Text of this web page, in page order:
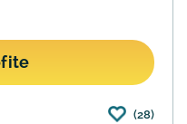
(28)